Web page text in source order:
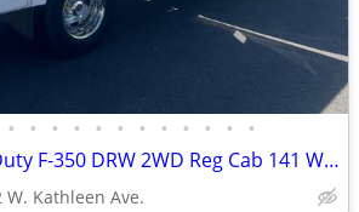
• • • • • • • • • • • •
2008 Ford Super Duty F-350 DRW 2WD Reg Cab 141 WB 60 CA XLT
W. Kathleen Ave.